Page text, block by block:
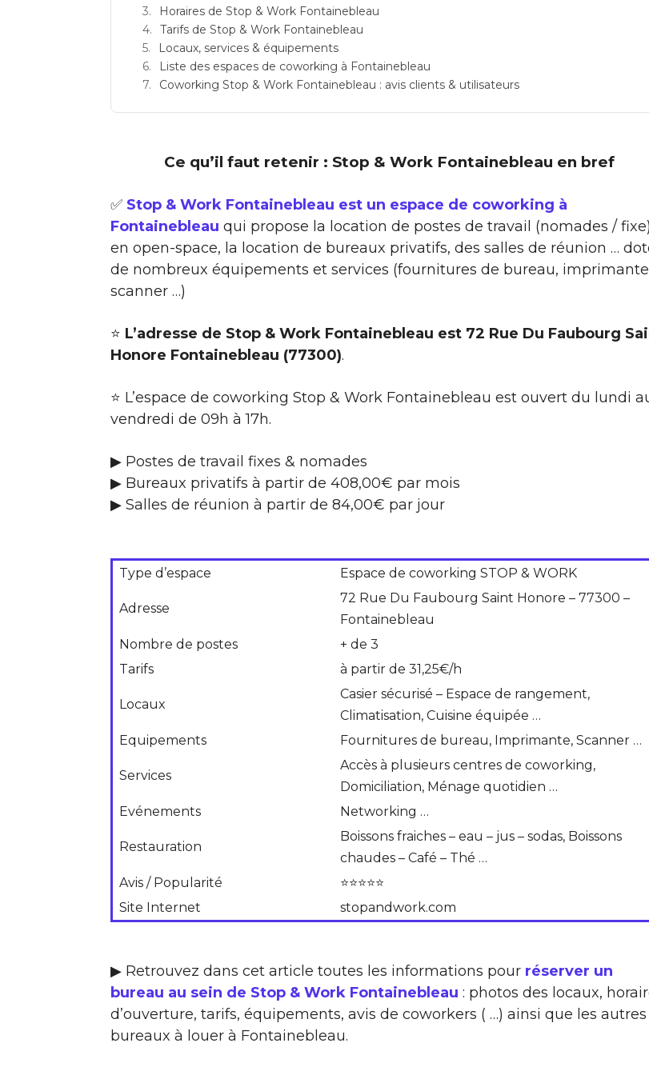
Horaires de Stop & Work Fontainebleau
Tarifs de Stop & Work Fontainebleau
Locaux, services & équipements
Liste des espaces de coworking à Fontainebleau
Coworking Stop & Work Fontainebleau : avis clients & utilisateurs
Ce qu’il faut retenir : Stop & Work Fontainebleau en bref
✅ Stop & Work Fontainebleau est un espace de coworking à
Fontainebleau qui propose la location de postes de travail (nomades / fixe)
en open-space, la location de bureaux privatifs, des salles de réunion …
de nombreux équipements et services (fournitures de bureau,
scanner …)
⭐ L’adresse de Stop & Work Fontainebleau est 72 Rue Du Faubourg
Honore Fontainebleau (77300).
⭐ L’espace de coworking Stop & Work Fontainebleau est ouvert du lundi
vendredi de 09h à 17h.
▶ Postes de travail fixes & nomades
▶ Bureaux privatifs à partir de 408,00€ par mois
▶ Salles de réunion à partir de 84,00€ par jour
Type d’espace Espace de coworking STOP & WORK
Adresse
72 Rue Du Faubourg Saint Honore – 77300 –
Fontainebleau
Nombre de postes
+ de 3
Tarifs
à partir de 31,25€/h
Locaux
Casier sécurisé – Espace de rangement,
Climatisation, Cuisine équipée …
Equipements
Fournitures de bureau, Imprimante, Scanner …
Services
Accès à plusieurs centres de coworking,
Domiciliation, Ménage quotidien …
Evénements
Networking …
Restauration
Boissons fraiches – eau – jus – sodas, Boissons
chaudes – Café – Thé …
Avis / Popularité
⭐⭐⭐⭐⭐
Site Internet
stopandwork.com
▶ Retrouvez dans cet article toutes les informations pour réserver un
bureau au sein de Stop & Work Fontainebleau : photos des locaux,
d’ouverture, tarifs, équipements, avis de coworkers ( …) ainsi que les autres
bureaux à louer à Fontainebleau.